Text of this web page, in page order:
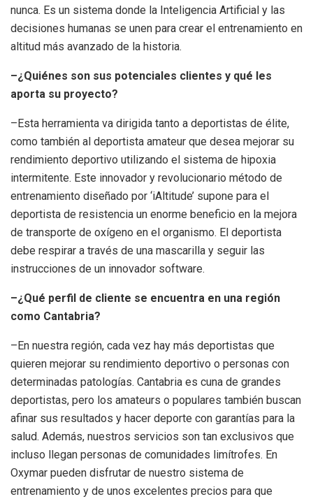
nunca. Es un sistema donde la Inteligencia Artificial y las
decisiones humanas se unen para crear el entrenamiento en
altitud más avanzado de la historia.
–¿Quiénes son sus potenciales clientes y qué les
aporta su proyecto?
–Esta herramienta va dirigida tanto a deportistas de élite,
como también al deportista amateur que desea mejorar su
rendimiento deportivo utilizando el sistema de hipoxia
intermitente. Este innovador y revolucionario método de
entrenamiento diseñado por ‘iAltitude’ supone para el
deportista de resistencia un enorme beneficio en la mejora
de transporte de oxígeno en el organismo. El deportista
debe respirar a través de una mascarilla y seguir las
instrucciones de un innovador software.
–¿Qué perfil de cliente se encuentra en una región
como Cantabria?
–En nuestra región, cada vez hay más deportistas que
quieren mejorar su rendimiento deportivo o personas con
determinadas patologías. Cantabria es cuna de grandes
deportistas, pero los amateurs o populares también buscan
afinar sus resultados y hacer deporte con garantías para la
salud. Además, nuestros servicios son tan exclusivos que
incluso llegan personas de comunidades limítrofes. En
Oxymar pueden disfrutar de nuestro sistema de
entrenamiento y de unos excelentes precios para que